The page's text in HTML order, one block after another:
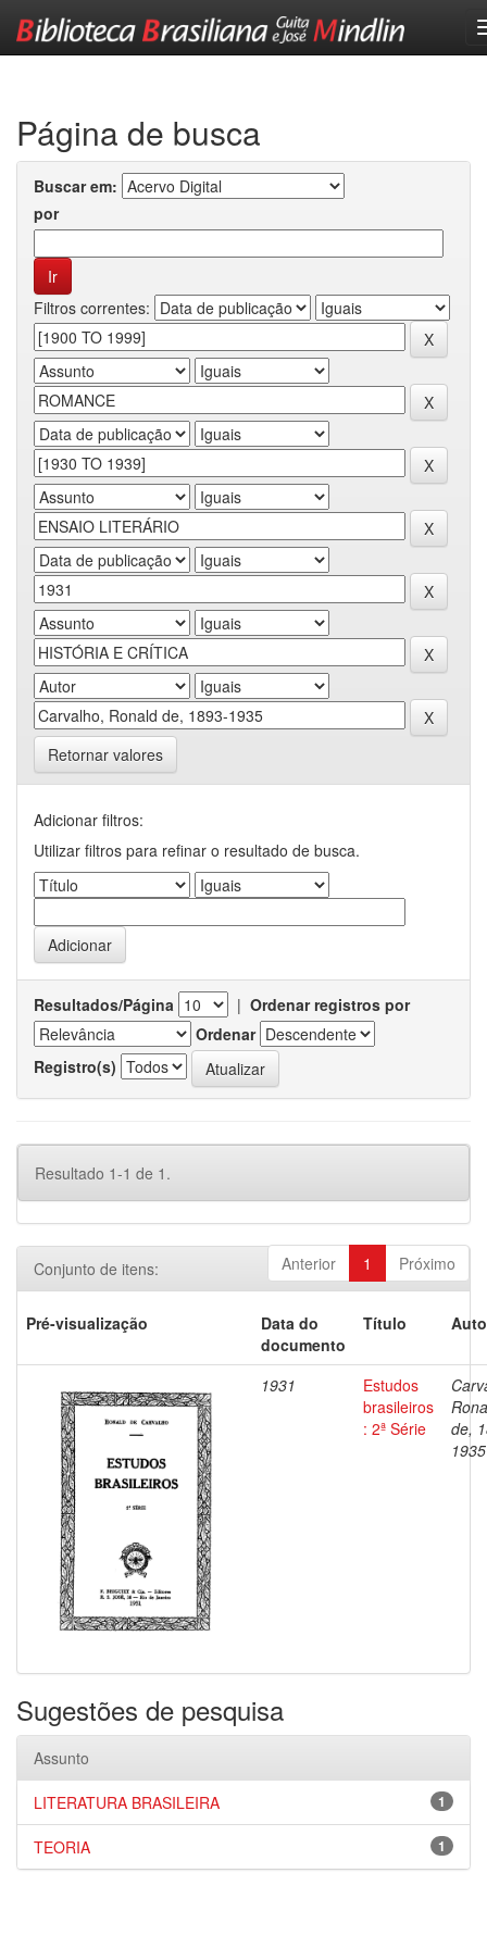
Página de busca
Buscar em:
por
Filtros correntes:
Retornar valores
Adicionar filtros:
Utilizar filtros para refinar o resultado de busca.
Resultados/Página | Ordenar registros por
Ordenar
Registro(s)
Resultado 1-1 de 1.
Anterior 1 Próximo
Conjunto de itens:
Pré-visualização
Data do
documento
Título
1931
Estudos
brasileiros
: 2ª Série
de,
1935
Sugestões de pesquisa
Assunto
1
LITERATURA BRASILEIRA
1
TEORIA